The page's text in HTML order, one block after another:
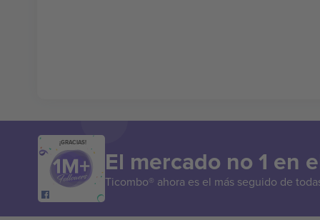
¡GRACIAS!
El mercado no 1 en
Ticombo® ahora es el más seguido de